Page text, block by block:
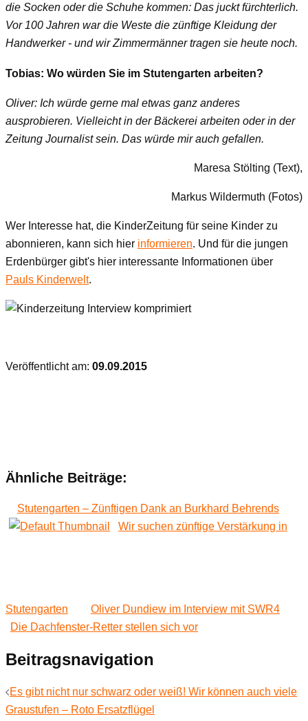
die Socken oder die Schuhe kommen: Das juckt fürchterlich.
Vor 100 Jahren war die Weste die zünftige Kleidung der
Handwerker - und wir Zimmermänner tragen sie heute noch.
Tobias: Wo würden Sie im Stutengarten arbeiten?
Oliver: Ich würde gerne mal etwas ganz anderes
ausprobieren. Vielleicht in der Bäckerei arbeiten oder in der
Zeitung Journalist sein. Das würde mir auch gefallen.
Maresa Stölting (Text),
Markus Wildermuth (Fotos)
Wer Interesse hat, die KinderZeitung für seine Kinder zu
abonnieren, kann sich hier informieren. Und für die jungen
Erdenbürger gibt's hier interessante Informationen über
Pauls Kinderwelt.
Veröffentlicht am: 09.09.2015
Ähnliche Beiträge:
Stutengarten – Zünftigen Dank an Burkhard Behrends
Wir suchen zünftige Verstärkung in
Stutengarten
Oliver Dundiew im Interview mit SWR4
Die Dachfenster-Retter stellen sich vor
Beitragsnavigation
Es gibt nicht nur schwarz oder weiß! Wir können auch viele
Graustufen – Roto Ersatzflügel